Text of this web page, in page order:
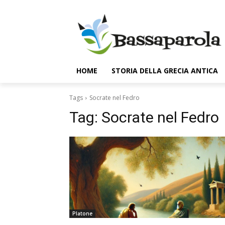
HOME STORIA DELLA GRECIA ANTICA
Tags Socrate nel Fedro
Tag: Socrate nel Fedro
Platone